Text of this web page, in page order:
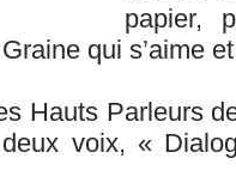
papier,
qui s’aime
Hauts Parleurs
voix, «